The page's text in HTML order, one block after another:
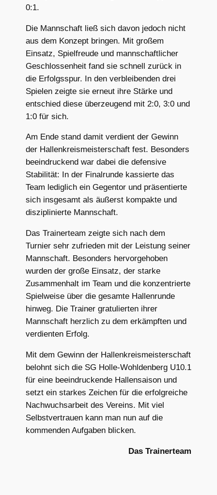
0:1.
Die Mannschaft ließ sich davon jedoch nicht
aus dem Konzept bringen. Mit großem
Einsatz, Spielfreude und mannschaftlicher
Geschlossenheit fand sie schnell zurück in
die Erfolgsspur. In den verbleibenden drei
Spielen zeigte sie erneut ihre Stärke und
entschied diese überzeugend mit 2:0, 3:0 und
1:0 für sich.
Am Ende stand damit verdient der Gewinn
der Hallenkreismeisterschaft fest. Besonders
beeindruckend war dabei die defensive
Stabilität: In der Finalrunde kassierte das
Team lediglich ein Gegentor und präsentierte
sich insgesamt als äußerst kompakte und
disziplinierte Mannschaft.
Das Trainerteam zeigte sich nach dem
Turnier sehr zufrieden mit der Leistung seiner
Mannschaft. Besonders hervorgehoben
wurden der große Einsatz, der starke
Zusammenhalt im Team und die konzentrierte
Spielweise über die gesamte Hallenrunde
hinweg. Die Trainer gratulierten ihrer
Mannschaft herzlich zu dem erkämpften und
verdienten Erfolg.
Mit dem Gewinn der Hallenkreismeisterschaft
belohnt sich die SG Holle-Wohldenberg U10.1
für eine beeindruckende Hallensaison und
setzt ein starkes Zeichen für die erfolgreiche
Nachwuchsarbeit des Vereins. Mit viel
Selbstvertrauen kann man nun auf die
kommenden Aufgaben blicken.
Das Trainerteam